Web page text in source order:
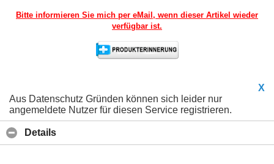
Bitte informieren Sie mich per eMail, wenn dieser Artikel wieder
verfügbar ist.
X
Aus Datenschutz Gründen können sich leider nur
angemeldete Nutzer für diesen Service registrieren.
Details